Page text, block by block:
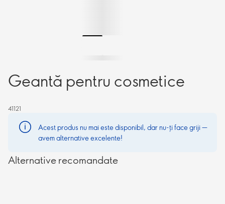
Geantă pentru cosmetice
41121
Acest produs nu mai este disponibil, dar nu-ți face griji —
avem alternative excelente!
Alternative recomandate